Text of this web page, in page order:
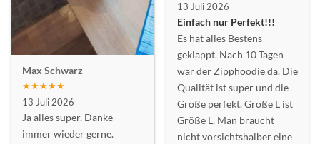
Max Schwarz
★★★★★
13 Juli 2026
Ja alles super. Danke
immer wieder gerne.
13 Juli 2026
Einfach nur Perfekt!!!
Es hat alles Bestens
geklappt. Nach 10 Tagen
war der Zipphoodie da. Die
Qualität ist super und die
Größe perfekt. Größe L ist
Größe L. Man braucht
nicht vorsichtshalber eine